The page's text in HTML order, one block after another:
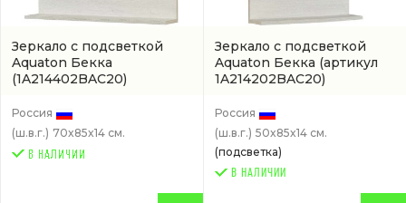
Зеркало с подсветкой
Aquaton Бекка
(1A214402BAC20)
Россия
(ш.в.г.) 70x85x14 см.
Зеркало с подсветкой
Aquaton Бекка (артикул
1A214202BAC20)
Россия
(ш.в.г.) 50x85x14 см.
(подсветка)
В НАЛИЧИИ